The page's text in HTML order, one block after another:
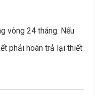
vòng 24 tháng. Nếu
phải hoàn trả lại thiết